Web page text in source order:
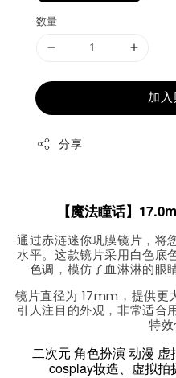
数量
加
分享
【魔法瞳话】
通过赤涟迷你巩膜镜片，将
水平。这款镜片采用白色底
色调，模仿了血淋淋的眼
镜片直径为 17mm，提供更
引人注目的外观，非常适合
特效
二次元 角色扮演 动漫 虚
cosplay妆造、虚拟拍